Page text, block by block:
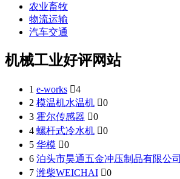
农业畜牧
物流运输
汽车交通
机械工业好评网站
1 e-works 4
2 模温机水温机 0
3 霍尔传感器 0
4 螺杆式冷水机 0
5 华模 0
6 泊头市昊通五金冲压制品有限公司
7 潍柴WEICHAI 0